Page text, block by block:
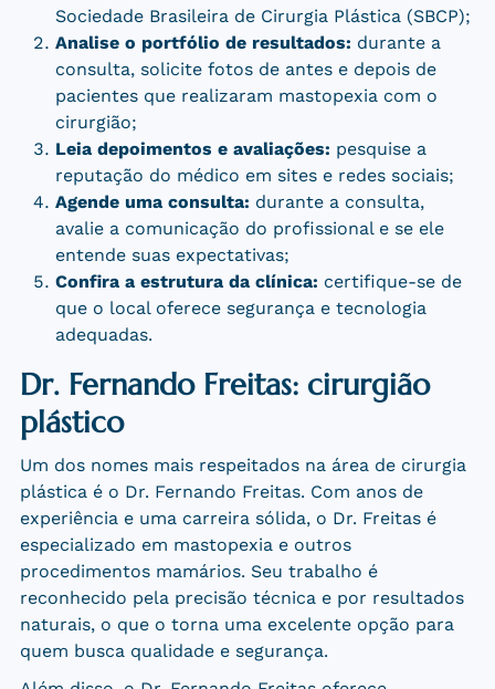
Sociedade Brasileira de Cirurgia Plástica (SBCP);
Analise o portfólio de resultados: durante a
consulta, solicite fotos de antes e depois de
pacientes que realizaram mastopexia com o
cirurgião;
Leia depoimentos e avaliações: pesquise a
reputação do médico em sites e redes sociais;
Agende uma consulta: durante a consulta,
avalie a comunicação do profissional e se ele
entende suas expectativas;
Confira a estrutura da clínica: certifique-se de
que o local oferece segurança e tecnologia
adequadas.
Dr. Fernando Freitas: cirurgião
plástico
Um dos nomes mais respeitados na área de cirurgia
plástica é o Dr. Fernando Freitas. Com anos de
experiência e uma carreira sólida, o Dr. Freitas é
especializado em mastopexia e outros
procedimentos mamários. Seu trabalho é
reconhecido pela precisão técnica e por resultados
naturais, o que o torna uma excelente opção para
quem busca qualidade e segurança.